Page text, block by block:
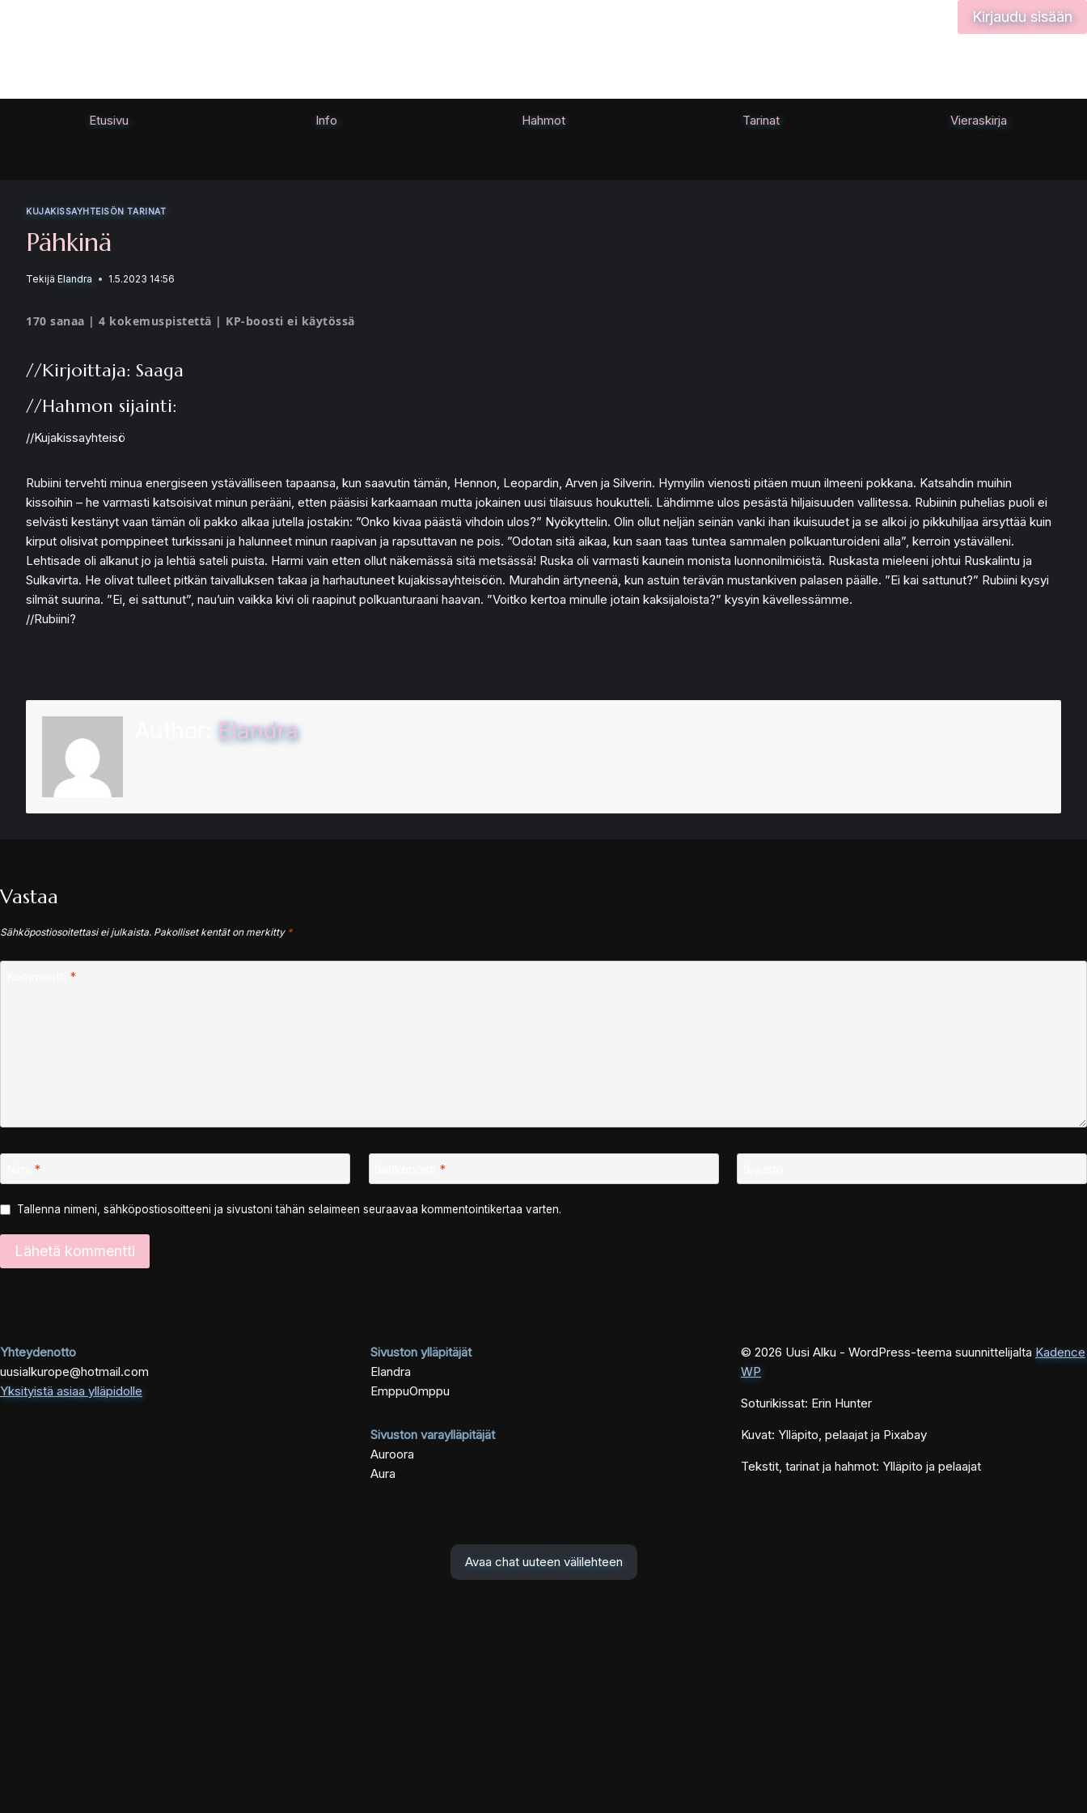
Kirjaudu sisään
Etusivu Info Hahmot Tarinat Vieraskirja
KUJAKISSAYHTEISÖN TARINAT
Pähkinä
Tekijä Elandra 1.5.2023 14:56
170 sanaa | 4 kokemuspistettä | KP-boosti ei käytössä
//Kirjoittaja: Saaga
//Hahmon sijainti:
//Kujakissayhteisö
Rubiini tervehti minua energiseen ystävälliseen tapaansa, kun saavutin tämän, Hennon, Leopardin, Arven ja Silverin. Hymyilin vienosti pitäen muun ilmeeni pokkana. Katsahdin muihin
kissoihin – he varmasti katsoisivat minun perääni, etten pääsisi karkaamaan mutta jokainen uusi tilaisuus houkutteli. Lähdimme ulos pesästä hiljaisuuden vallitessa. Rubiinin puhelias puoli ei
selvästi kestänyt vaan tämän oli pakko alkaa jutella jostakin: ”Onko kivaa päästä vihdoin ulos?” Nyökyttelin. Olin ollut neljän seinän vanki ihan ikuisuudet ja se alkoi jo pikkuhiljaa ärsyttää kuin
kirput olisivat pomppineet turkissani ja halunneet minun raapivan ja rapsuttavan ne pois. ”Odotan sitä aikaa, kun saan taas tuntea sammalen polkuanturoideni alla”, kerroin ystävälleni.
Lehtisade oli alkanut jo ja lehtiä sateli puista. Harmi vain etten ollut näkemässä sitä metsässä! Ruska oli varmasti kaunein monista luonnonilmiöistä. Ruskasta mieleeni johtui Ruskalintu ja
Sulkavirta. He olivat tulleet pitkän taivalluksen takaa ja harhautuneet kujakissayhteisöön. Murahdin ärtyneenä, kun astuin terävän mustankiven palasen päälle. ”Ei kai sattunut?” Rubiini kysyi
silmät suurina. ”Ei, ei sattunut”, nau’uin vaikka kivi oli raapinut polkuanturaani haavan. ”Voitko kertoa minulle jotain kaksijaloista?” kysyin kävellessämme.
//Rubiini?
Elandra
Vastaa
Sähköpostiosoitettasi ei julkaista. Pakolliset kentät on merkitty *
*
* *
Tallenna nimeni, sähköpostiosoitteeni ja sivustoni tähän selaimeen seuraavaa kommentointikertaa varten.
Yhteydenotto
uusialkurope@hotmail.com
Yksityistä asiaa ylläpidolle
Sivuston ylläpitäjät
Elandra
EmppuOmppu
Sivuston varaylläpitäjät
Auroora
Aura
© 2026 Uusi Alku - WordPress-teema suunnittelijalta Kadence
WP
Soturikissat: Erin Hunter
Kuvat: Ylläpito, pelaajat ja Pixabay
Tekstit, tarinat ja hahmot: Ylläpito ja pelaajat
Avaa chat uuteen välilehteen